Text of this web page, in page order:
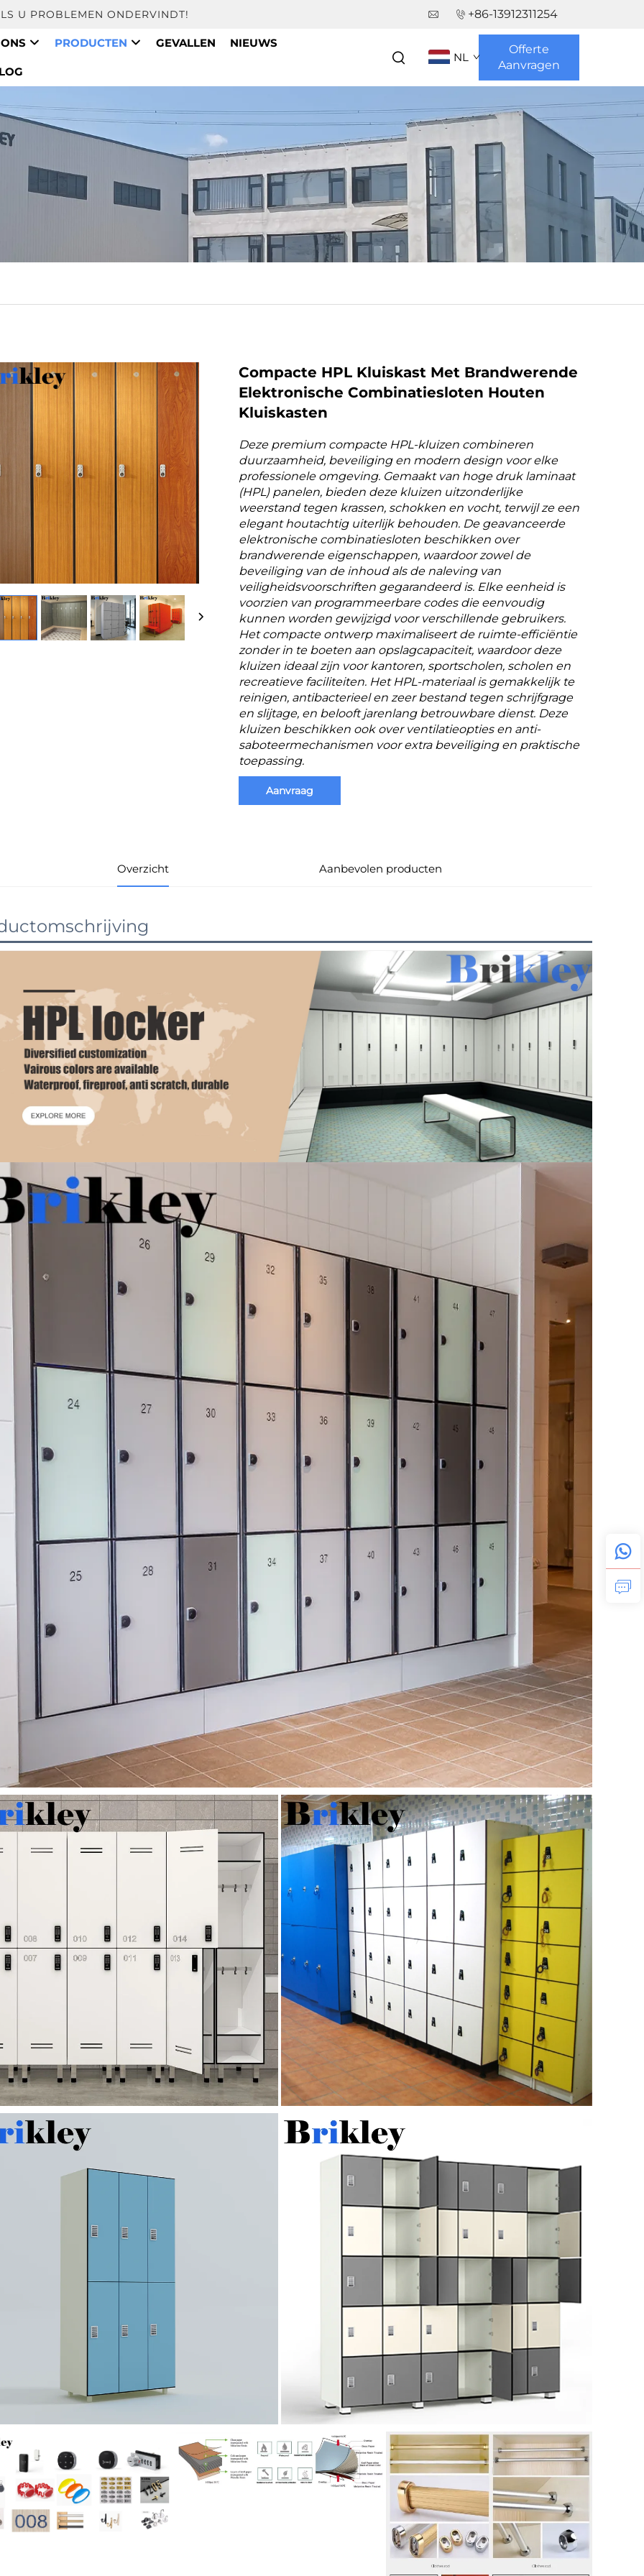
U PROBLEMEN ONDERVINDT! +86-13912311254
PRODUCTEN GEVALLEN NIEUWS
NL
Offerte
Aanvragen
Compacte HPL Kluiskast Met Brandwerende
Elektronische Combinatiesloten Houten
Kluiskasten
Deze premium compacte HPL-kluizen combineren
duurzaamheid, beveiliging en modern design voor elke
professionele omgeving. Gemaakt van hoge druk laminaat
(HPL) panelen, bieden deze kluizen uitzonderlijke
weerstand tegen krassen, schokken en vocht, terwijl ze een
elegant houtachtig uiterlijk behouden. De geavanceerde
elektronische combinatiesloten beschikken over
brandwerende eigenschappen, waardoor zowel de
beveiliging van de inhoud als de naleving van
veiligheidsvoorschriften gegarandeerd is. Elke eenheid is
voorzien van programmeerbare codes die eenvoudig
kunnen worden gewijzigd voor verschillende gebruikers.
Het compacte ontwerp maximaliseert de ruimte-efficiëntie
zonder in te boeten aan opslagcapaciteit, waardoor deze
kluizen ideaal zijn voor kantoren, sportscholen, scholen en
recreatieve faciliteiten. Het HPL-materiaal is gemakkelijk te
reinigen, antibacterieel en zeer bestand tegen schrijfgrage
en slijtage, en belooft jarenlang betrouwbare dienst. Deze
kluizen beschikken ook over ventilatieopties en anti-
saboteermechanismen voor extra beveiliging en praktische
toepassing.
Aanvraag
Overzicht Aanbevolen producten